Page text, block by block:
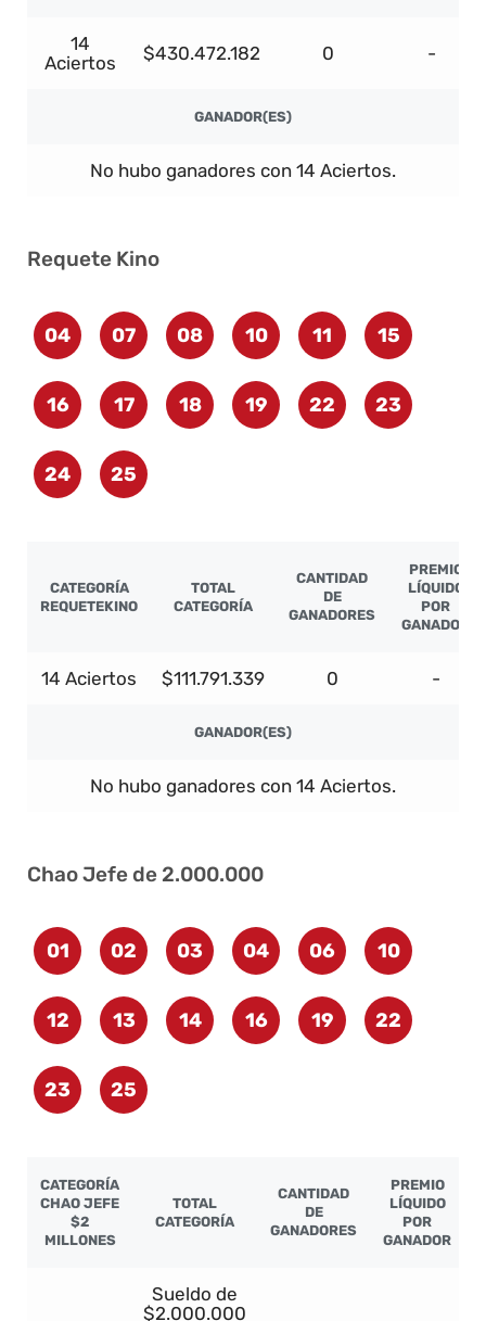
14
Aciertos
$430.472.182 0 -
GANADOR(ES)
No hubo ganadores con 14 Aciertos.
Requete Kino
04 07 08 10 11 15
16 17 18 19 22 23
24 25
CATEGORÍA
REQUETEKINO
TOTAL
CATEGORÍA
CANTIDAD
DE
GANADORES
PREMIO
LÍQUIDO
POR
GANADOR
14 Aciertos $111.791.339 0 -
GANADOR(ES)
No hubo ganadores con 14 Aciertos.
Chao Jefe de 2.000.000
01 02 03 04 06 10
12 13 14 16 19 22
23 25
CATEGORÍA
CHAO JEFE
$2
MILLONES
TOTAL
CATEGORÍA
CANTIDAD
DE
GANADORES
PREMIO
LÍQUIDO
POR
GANADOR
Sueldo de
$2.000.000